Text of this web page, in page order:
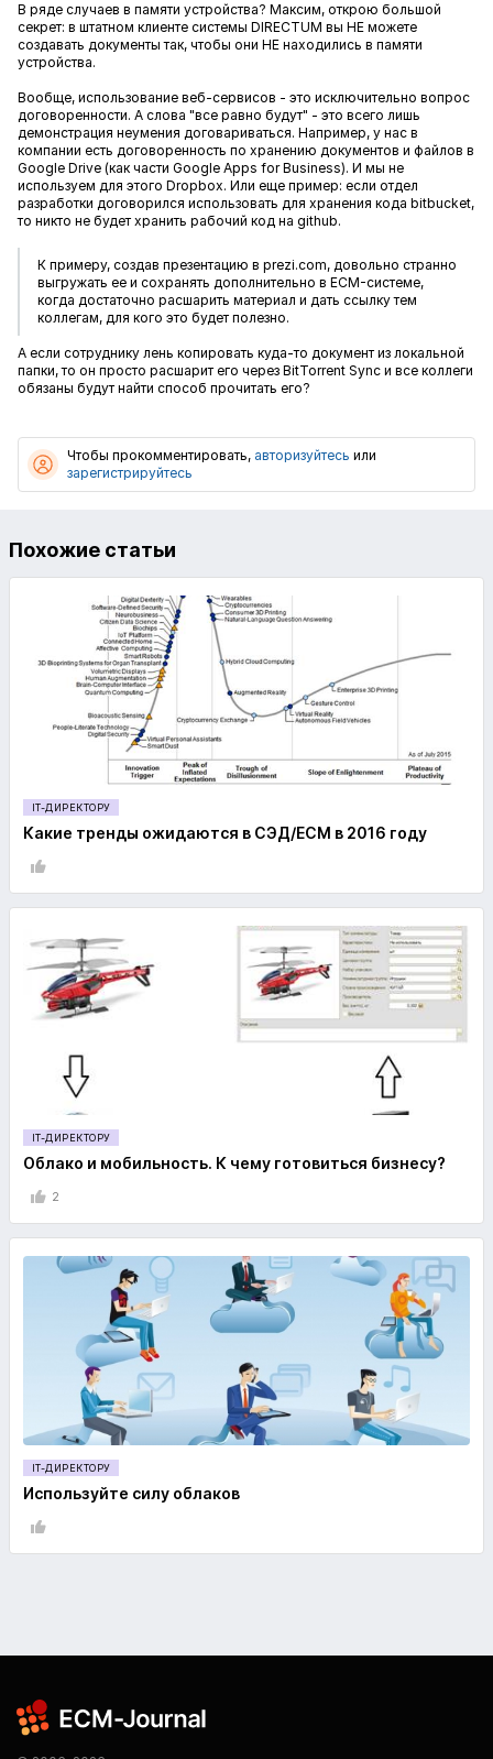
В ряде случаев в памяти устройства? Максим, открою большой
секрет: в штатном клиенте системы DIRECTUM вы НЕ можете
создавать документы так, чтобы они НЕ находились в памяти
устройства.
Вообще, использование веб-сервисов - это исключительно вопрос
договоренности. А слова "все равно будут" - это всего лишь
демонстрация неумения договариваться. Например, у нас в
компании есть договоренность по хранению документов и файлов в
Google Drive (как части Google Apps for Business). И мы не
используем для этого Dropbox. Или еще пример: если отдел
разработки договорился использовать для хранения кода bitbucket,
то никто не будет хранить рабочий код на github.
К примеру, создав презентацию в prezi.com, довольно странно
выгружать ее и сохранять дополнительно в ECM-системе,
когда достаточно расшарить материал и дать ссылку тем
коллегам, для кого это будет полезно.
А если сотруднику лень копировать куда-то документ из локальной
папки, то он просто расшарит его через BitTorrent Sync и все коллеги
обязаны будут найти способ прочитать его?
Чтобы прокомментировать, авторизуйтесь или
зарегистрируйтесь
Похожие статьи
IT-ДИРЕКТОРУ
Какие тренды ожидаются в СЭД/ECM в 2016 году
IT-ДИРЕКТОРУ
Облако и мобильность. К чему готовиться бизнесу?
2
IT-ДИРЕКТОРУ
Используйте силу облаков